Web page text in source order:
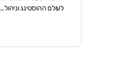
לעולם ההוסטינג וניהול…